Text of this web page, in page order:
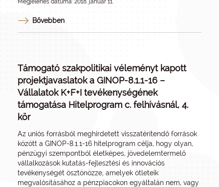
Megjelenés dátuma: 2018. január 11.
Bővebben
Támogató szakpolitikai véleményt kapott
projektjavaslatok a GINOP-8.1.1-16 –
Vállalatok K+F+I tevékenységének
támogatása Hitelprogram c. felhívásnál, 4.
kör
Az uniós forrásból meghirdetett visszatérítendő források
között a GINOP-8.1.1-16 hitelprogram célja, hogy olyan,
pénzügyi szempontból életképes, jövedelemtermelő
vállalkozások kutatás-fejlesztési és innovációs
tevékenységét ösztönözze, amelyek ötleteik
megvalósításához a pénzpiacokon egyáltalán nem, vagy